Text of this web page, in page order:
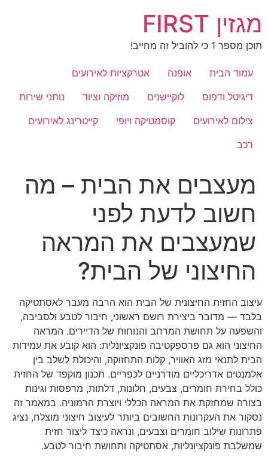
לתוכן
מגזין FIRST
תוכן מספר 1 כי להוביל זה מחייב!
עמוד הבית אופנה
אטרקציות לאירועים
דיגיטל ודפוס
לוקיישנים מוזיקה וציוד
נותני שירות
צילום לאירועים
קוסמטיקה ויופי
קייטרינג לאירועים
רכב
מעצבים את הבית – מה
חשוב לדעת לפני
שמעצבים את המראה
החיצוני של הבית?
עיצוב החזית החיצונית של הבית הוא הרבה מעבר לאסתטיקה
בלבד — מדובר ביצירת רושם ראשוני, חיבור לטבע ולסביבה,
והשפעה על תחושת המרחב והנוחות של הדיירים. המראה
החיצוני הוא גם פרספקטיבה פונקציונלית: הוא קובע את עמידות
הבית לתנאי מזג האוויר, קלות התחזוקה, והיכולת לשלב בין
אלמנטים אדריכליים מודרניים לכפריים. תכנון מוקפד של החזית
כולל בחירת חומרים, צבעים, חלונות, דלתות, מרפסות וגינות
בצורה שמחזקת את המראה הכללי ויוצרת הרמוניה. במאמר זה
נסקור את העקרונות החשובים ביותר לעיצוב חיצוני מוצלח, נציג
פתרונות שילוב חומרים וצבעים, ונראה כיצד ליצור חזית
שמשלבת פונקציונליות, אסתטיקה ותחושת חיבור לטבע.